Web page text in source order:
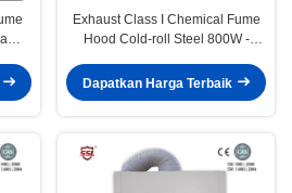
​Exhaust Class I Chemical Fume
Hood Cold-roll Steel 800W -
Dapatkan Harga Terbaik